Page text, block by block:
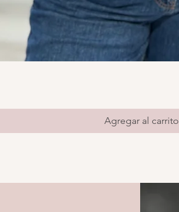
Agregar al carrito